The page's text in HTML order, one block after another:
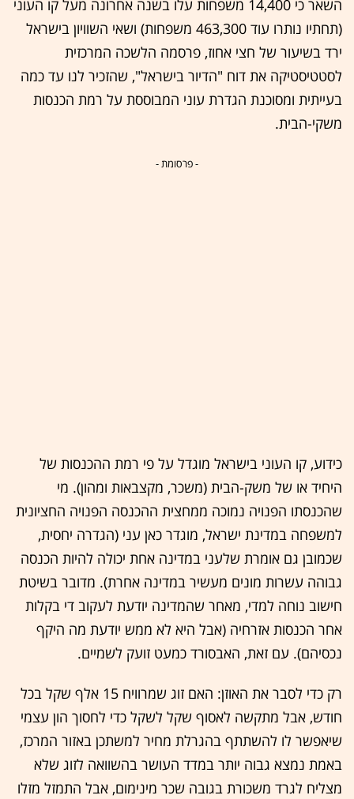
השאר כי 14,400 משפחות עלו בשנה אחרונה מעל קו העוני
(תחתיו נותרו עוד 463,300 משפחות) ושאי השוויון בישראל
ירד בשיעור של חצי אחוז, פרסמה הלשכה המרכזית
לסטטיסטיקה את דוח "הדיור בישראל", שהזכיר לנו עד כמה
בעייתית ומסוכנת הגדרת עוני המבוססת על רמת הכנסות
משקי-הבית.
- פרסומת -
כידוע, קו העוני בישראל מוגדל על פי רמת ההכנסות של
היחיד או של משק-הבית (משכר, מקצבאות ומהון). מי
שהכנסתו הפנויה נמוכה ממחצית ההכנסה הפנויה החציונית
למשפחה במדינת ישראל, מוגדר כאן עני (הגדרה יחסית,
שכמובן גם אומרת שלעני במדינה אחת יכולה להיות הכנסה
גבוהה עשרות מונים מעשיר במדינה אחרת). מדובר בשיטת
חישוב נוחה למדי, מאחר שהמדינה יודעת לעקוב די בקלות
אחר הכנסות אזרחיה (אבל היא לא ממש יודעת מה היקף
נכסיהם). עם זאת, האבסורד כמעט זועק לשמיים.
רק כדי לסבר את האוזן: האם זוג שמרוויח 15 אלף שקל בכל
חודש, אבל מתקשה לאסוף שקל לשקל כדי לחסוך הון עצמי
שיאפשר לו להשתתף בהגרלת מחיר למשתכן באזור המרכז,
באמת נמצא גבוה יותר במדד העושר בהשוואה לזוג שלא
מצליח לגרד משכורת בגובה שכר מינימום, אבל התמזל מזלו